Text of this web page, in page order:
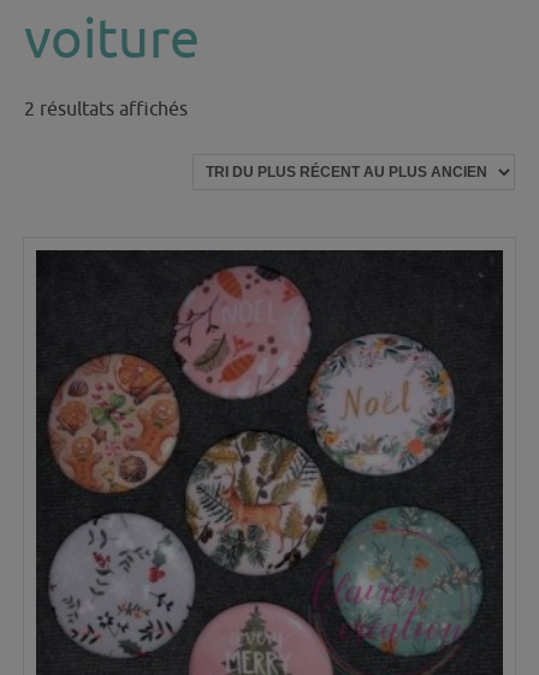
voiture
2 résultats affichésTrié
plus
plus
ancien